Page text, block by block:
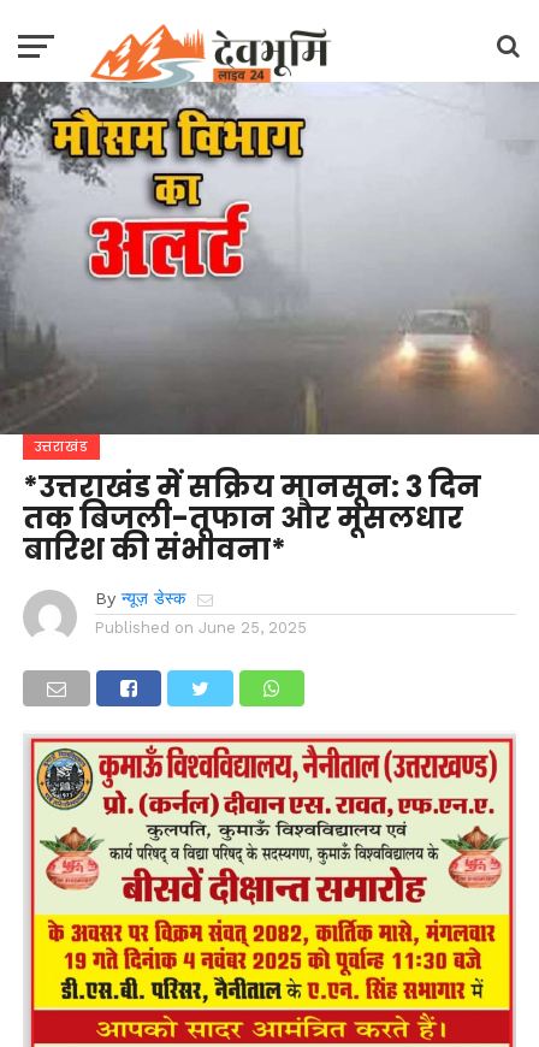
उत्तराखंड
*उत्तराखंड में सक्रिय मानसून: 3 दिन
तक बिजली-तूफान और मूसलधार
बारिश की संभावना*
By न्यूज़ डेस्क
Published on June 25, 2025